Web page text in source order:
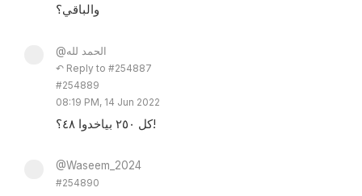
والباقي؟
@الحمد لله
↶ Reply to #254887
#254889
08:19 PM, 14 Jun 2022
كل ٢٥٠ بياخدوا ٤٨؟!
@Waseem_2024
#254890